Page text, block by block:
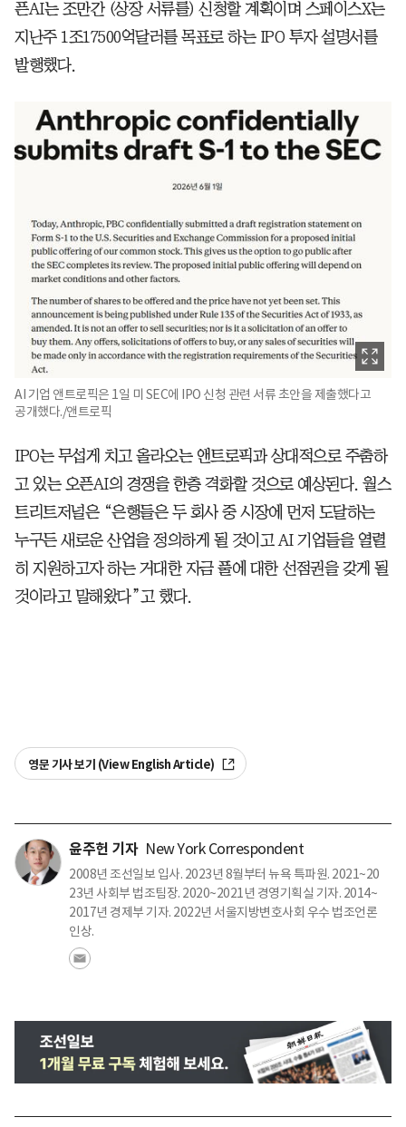
픈AI는 조만간 (상장 서류를) 신청할 계획이며 스페이스X는
지난주 1조17500억달러를 목표로 하는 IPO 투자 설명서를
발행했다.
AI 기업 앤트로픽은 1일 미 SEC에 IPO 신청 관련 서류 초안을 제출했다고
공개했다./앤트로픽
IPO는 무섭게 치고 올라오는 앤트로픽과 상대적으로 주춤하
고 있는 오픈AI의 경쟁을 한층 격화할 것으로 예상된다. 월스
트리트저널은 “은행들은 두 회사 중 시장에 먼저 도달하는
누구든 새로운 산업을 정의하게 될 것이고 AI 기업들을 열렬
히 지원하고자 하는 거대한 자금 풀에 대한 선점권을 갖게 될
것이라고 말해왔다”고 했다.
영문 기사 보기 (View English Article)
윤주헌 기자 New York Correspondent
2008년 조선일보 입사. 2023년 8월부터 뉴욕 특파원. 2021~20
23년 사회부 법조팀장. 2020~2021년 경영기획실 기자. 2014~
2017년 경제부 기자. 2022년 서울지방변호사회 우수 법조언론
인상.